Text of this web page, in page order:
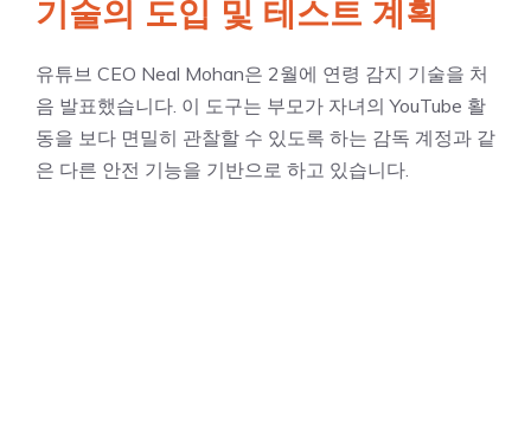
기술의 도입 및 테스트 계획
유튜브 CEO Neal Mohan은 2월에 연령 감지 기술을 처
음 발표했습니다. 이 도구는 부모가 자녀의 YouTube 활
동을 보다 면밀히 관찰할 수 있도록 하는 감독 계정과 같
은 다른 안전 기능을 기반으로 하고 있습니다.